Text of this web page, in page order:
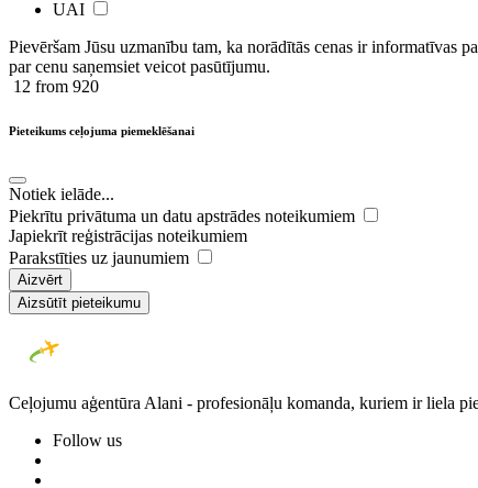
UAI
Pievēršam Jūsu uzmanību tam, ka norādītās cenas ir ​informatīvas
par cenu saņemsiet veicot pasūtījumu.
12 from 920
Pieteikums ceļojuma piemeklēšanai
Notiek ielāde...
Piekrītu privātuma un datu apstrādes noteikumiem
Japiekrīt reģistrācijas noteikumiem
Parakstīties uz jaunumiem
Aizvērt
Aizsūtīt pieteikumu
Ceļojumu aģentūra Alani - profesionāļu komanda, kuriem ir liela
Follow us